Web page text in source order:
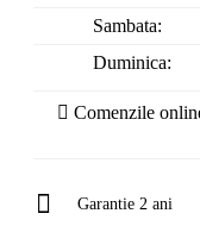
Sambata:
Duminica:
Comenzile
Garantie 2 ani